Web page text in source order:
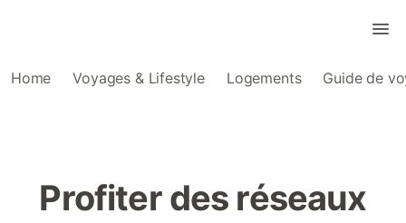
Home Voyages & Lifestyle Logements Guide de
Profiter des réseaux